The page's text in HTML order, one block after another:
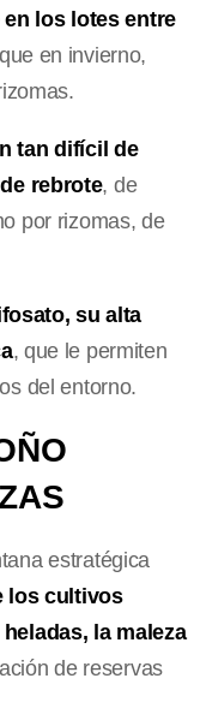
en los lotes entre
en invierno,
tan difícil de
rebrote, de
por rizomas, de
su alta
, que le permiten
del entorno.
estratégica
los cultivos
la maleza
de reservas